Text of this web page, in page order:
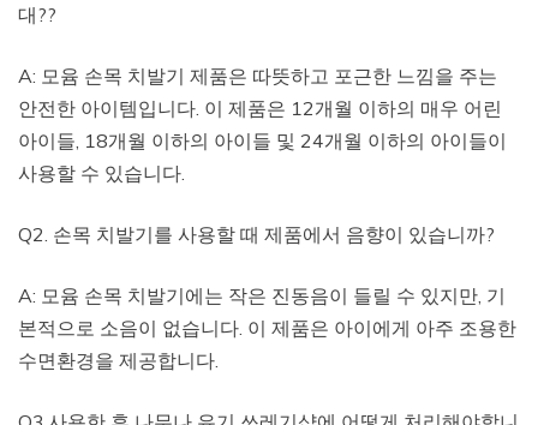
대??
A: 모윰 손목 치발기 제품은 따뜻하고 포근한 느낌을 주는
안전한 아이템입니다. 이 제품은 12개월 이하의 매우 어린
아이들, 18개월 이하의 아이들 및 24개월 이하의 아이들이
사용할 수 있습니다.
Q2. 손목 치발기를 사용할 때 제품에서 음향이 있습니까?
A: 모윰 손목 치발기에는 작은 진동음이 들릴 수 있지만, 기
본적으로 소음이 없습니다. 이 제품은 아이에게 아주 조용한
수면환경을 제공합니다.